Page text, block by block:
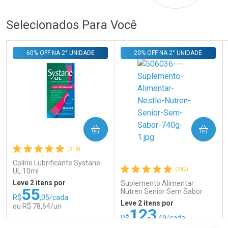
Selecionados Para Você
(318)
Colírio Lubrificante Systane
UL 10ml
60% OFF NA 2° UNIDADE
Leve 2 itens por
R$55,05/cada
ou R$ 78,64/un
COMPRAR
(242)
Suplemento Alimentar
Nutren Senior Sem Sabor
740g
20% OFF NA 2° UNIDADE
Leve 2 itens por
R$123,49/cada
COMPRAR